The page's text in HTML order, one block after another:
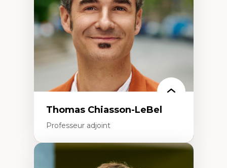
Développement régional
Coopératives
Télétravail en milieu rural francophone
Transition socio-écologique
Thomas Chiasson-LeBel
Professeur adjoint